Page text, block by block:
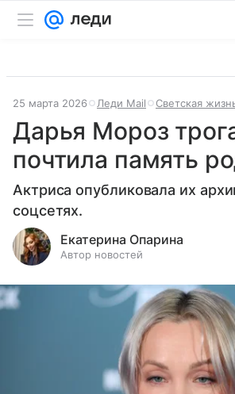
25 марта 2026 Леди Mail Светская
Дарья Мороз
почтила память
Актриса опубликовала их
соцсетях.
Екатерина Опарина
Автор новостей